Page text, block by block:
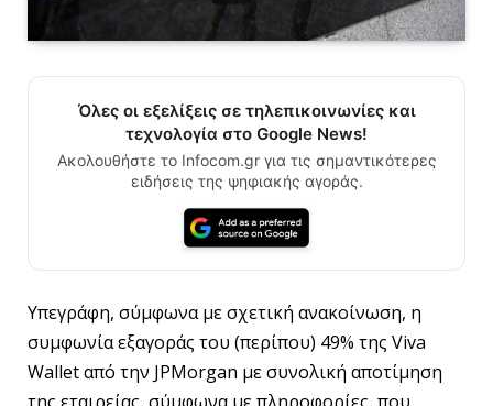
Όλες οι εξελίξεις σε τηλεπικοινωνίες και
τεχνολογία στο Google News!
Ακολουθήστε το Infocom.gr για τις σημαντικότερες
ειδήσεις της ψηφιακής αγοράς.
Υπεγράφη, σύμφωνα με σχετική ανακοίνωση, η
συμφωνία εξαγοράς του (περίπου) 49% της Viva
Wallet από την JPMorgan με συνολική αποτίμηση
της εταιρείας, σύμφωνα με πληροφορίες, που